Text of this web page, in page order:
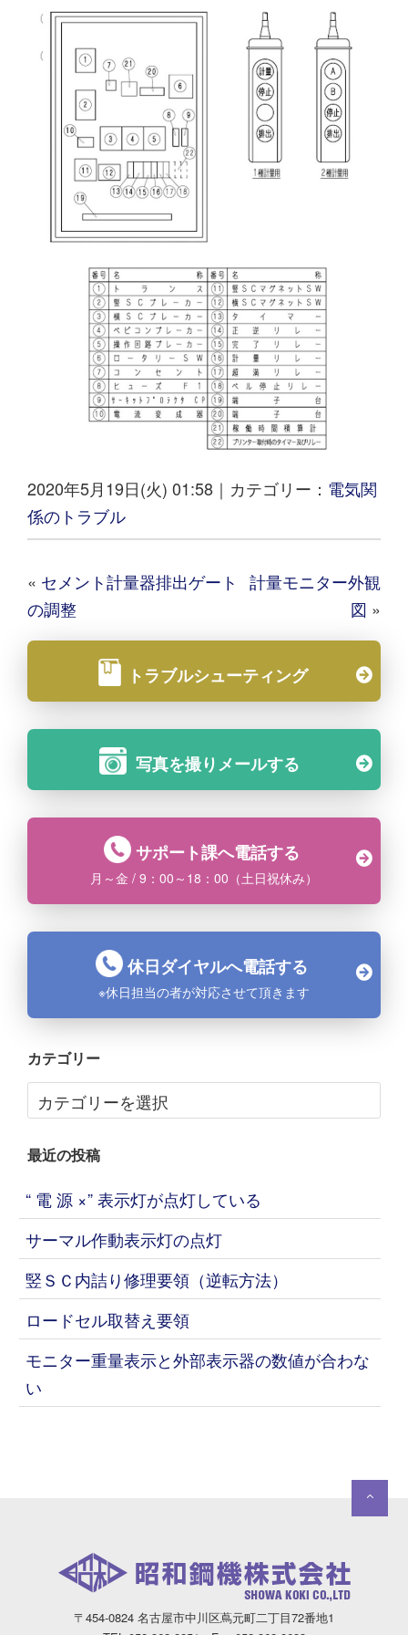
2020年5月19日(火) 01:58｜カテゴリー： 電気関
係のトラブル
« セメント計量器排出ゲート
の調整
計量モニター外観
図 »
トラブルシューティング
写真を撮りメールする
サポート課へ電話する
月～金 / 9：00～18：00（土日祝休み）
休日ダイヤルへ電話する
※休日担当の者が対応させて頂きます
カテゴリー
最近の投稿
“ 電 源 ×” 表示灯が点灯している
サーマル作動表示灯の点灯
竪ＳＣ内詰り修理要領（逆転方法）
ロードセル取替え要領
モニター重量表示と外部表示器の数値が合わな
い
〒454-0824 名古屋市中川区蔦元町二丁目72番地1